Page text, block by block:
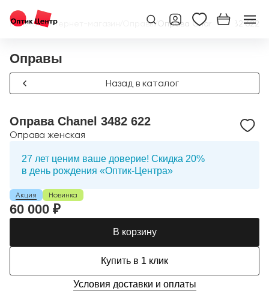
Главная/Интернет-магазин Оправы/Оправа Chanel 3482 622
Оправы
Назад в каталог
Оправа Chanel 3482 622
Оправа женская
27 лет ценим ваше доверие! Скидка 20%
в день рождения «Оптик-Центра»
Акция Новинка
60 000 ₽
В корзину
Купить в 1 клик
Условия доставки и оплаты